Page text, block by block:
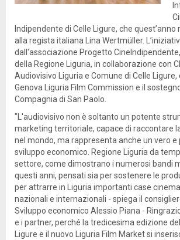
Indipendente di Celle Ligure, che
alla regista italiana Lina Wertmüller.
dall'associazione Progetto
della Regione Liguria, in collaborazione con
Audiovisivo Liguria e Comune di Celle Ligure,
Genova Liguria Film Commission e il
Compagnia di San Paolo.
"L'audiovisivo non è soltanto un potente
marketing territoriale, capace di raccontare
nel mondo, ma rappresenta anche un vero
sviluppo economico. Regione Liguria da
settore, come dimostrano i numerosi bandi
questi anni, pensati sia per sostenere le
per attrarre in Liguria importanti case
nazionali e internazionali - spiega il
Sviluppo economico Alessio Piana -
e i partner, perché la tredicesima edizione
Ligure e il nuovo Liguria Film Market si